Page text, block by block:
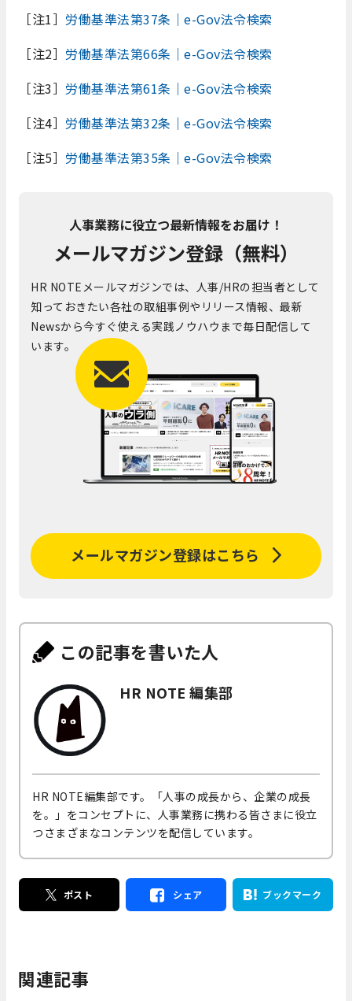
［注1］ 労働基準法第37条｜e-Gov法令検索
［注2］ 労働基準法第66条｜e-Gov法令検索
［注3］ 労働基準法第61条｜e-Gov法令検索
［注4］ 労働基準法第32条｜e-Gov法令検索
［注5］ 労働基準法第35条｜e-Gov法令検索
人事業務に役立つ最新情報をお届け！
メールマガジン登録（無料）
HR NOTEメールマガジンでは、人事/HRの担当者として
知っておきたい各社の取組事例やリリース情報、最新
Newsから今すぐ使える実践ノウハウまで毎日配信して
います。
メールマガジン登録はこちら
この記事を書いた人
HR NOTE 編集部
HR NOTE編集部です。「人事の成長から、企業の成長
を。」をコンセプトに、人事業務に携わる皆さまに役立
つさまざまなコンテンツを配信しています。
ポスト シェア ブックマーク
関連記事